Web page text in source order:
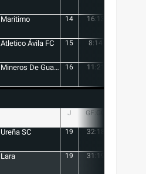
Maritimo 14 16:13
Atletico Ávila FC 15 8:14
Mineros De Guayana 16 11:21
J GF:GC
Ureña SC 19 32:18
Lara 19 31:19